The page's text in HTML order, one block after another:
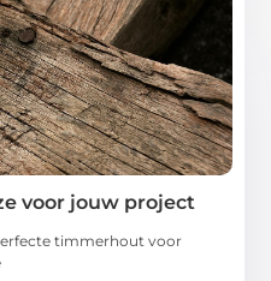
voor jouw project
timmerhout voor